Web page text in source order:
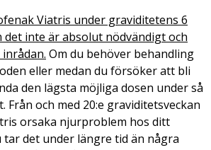
Viatris under graviditetens 6
inte är absolut nödvändigt och
Om du behöver behandling
eller medan du försöker att bli
den lägsta möjliga dosen under så
Från och med 20:e graviditetsveckan
orsaka njurproblem hos ditt
det under längre tid än några